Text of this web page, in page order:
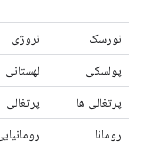
نورسک نروژی
پولسکی لهستانی
پرتغالی ها پرتغالی
رومانا رومانیایی